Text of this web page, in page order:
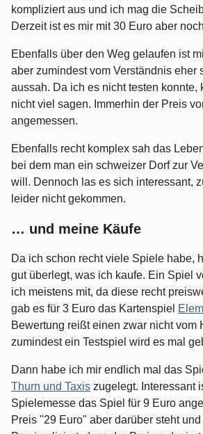
kompliziert aus und ich mag die
Derzeit ist es mir mit 30 Euro aber
Ebenfalls über den Weg gelaufen ist
aber zumindest vom Verständnis eher
aussah. Da ich es nicht testen konnte,
nicht viel sagen. Immerhin der Preis
angemessen.
Ebenfalls recht komplex sah das
bei dem man ein schweizer Dorf zur
will. Dennoch las es sich interessant,
leider nicht gekommen.
… und meine Käufe
Da ich schon recht viele Spiele habe,
gut überlegt, was ich kaufe. Ein Spiel
ich meistens mit, da diese recht
gab es für 3 Euro das Kartenspiel
Bewertung reißt einen zwar nicht vom
zumindest ein Testspiel wird es mal
Dann habe ich mir endlich mal das
Thurn und Taxis zugelegt. Interessant
Spielemesse das Spiel für 9 Euro
Preis "29 Euro" aber darüber steht